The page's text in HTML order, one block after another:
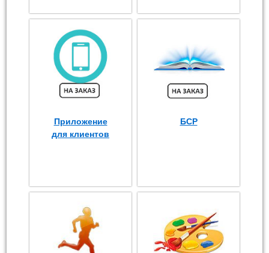
Приложение
для клиентов
БСР